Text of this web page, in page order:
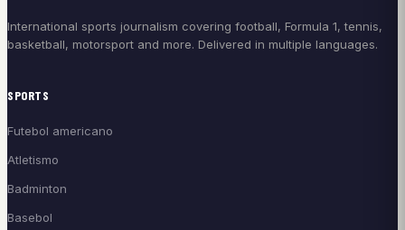
International sports journalism covering football, Formula 1, tennis,
basketball, motorsport and more. Delivered in multiple languages.
SPORTS
Futebol americano
Atletismo
Badminton
Basebol